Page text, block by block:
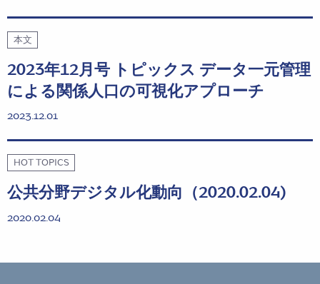
本文
2023年12月号 トピックス データ一元管理
による関係人口の可視化アプローチ
2023.12.01
HOT TOPICS
公共分野デジタル化動向（2020.02.04)
2020.02.04